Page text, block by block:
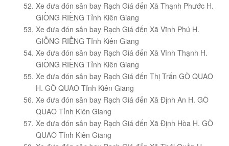
Xe đưa đón sân bay Rạch Giá đến Xã Thạnh Phước H.
GIỒNG RIỀNG Tỉnh Kiên Giang
Xe đưa đón sân bay Rạch Giá đến Xã Vĩnh Phú H.
GIỒNG RIỀNG Tỉnh Kiên Giang
Xe đưa đón sân bay Rạch Giá đến Xã Vĩnh Thạnh H.
GIỒNG RIỀNG Tỉnh Kiên Giang
Xe đưa đón sân bay Rạch Giá đến Thị Trấn GÒ QUAO
H. GÒ QUAO Tỉnh Kiên Giang
Xe đưa đón sân bay Rạch Giá đến Xã Định An H. GÒ
QUAO Tỉnh Kiên Giang
Xe đưa đón sân bay Rạch Giá đến Xã Định Hòa H. GÒ
QUAO Tỉnh Kiên Giang